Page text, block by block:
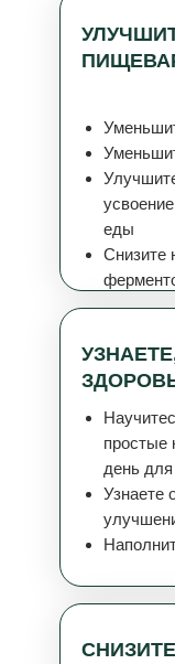
еды
Снизите
простые
день
Узнаете
СНИЗИТЕ